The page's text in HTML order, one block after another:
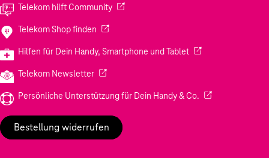
Telekom hilft Community(Wird in einem neuen Tab geöffnet)
Telekom Shop finden (Wird in einem neuen Tab geöffnet)
Hilfen für Dein Handy, Smartphone und Tablet(Wird in einem
Telekom Newsletter(Wird in einem neuen Tab geöffnet)
Persönliche Unterstützung für Dein Handy & Co. (Wird in einem
Bestellung widerrufen